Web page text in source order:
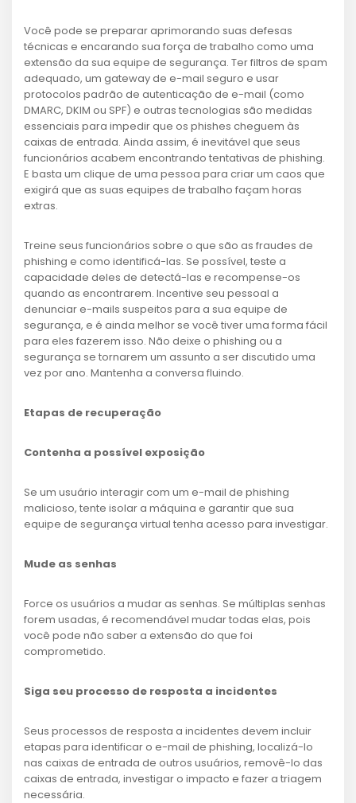
Você pode se preparar aprimorando suas defesas
técnicas e encarando sua força de trabalho como uma
extensão da sua equipe de segurança. Ter filtros de spam
adequado, um gateway de e-mail seguro e usar
protocolos padrão de autenticação de e-mail (como
DMARC, DKIM ou SPF) e outras tecnologias são medidas
essenciais para impedir que os phishes cheguem às
caixas de entrada. Ainda assim, é inevitável que seus
funcionários acabem encontrando tentativas de phishing.
E basta um clique de uma pessoa para criar um caos que
exigirá que as suas equipes de trabalho façam horas
extras.
Treine seus funcionários sobre o que são as fraudes de
phishing e como identificá-las. Se possível, teste a
capacidade deles de detectá-las e recompense-os
quando as encontrarem. Incentive seu pessoal a
denunciar e-mails suspeitos para a sua equipe de
segurança, e é ainda melhor se você tiver uma forma fácil
para eles fazerem isso. Não deixe o phishing ou a
segurança se tornarem um assunto a ser discutido uma
vez por ano. Mantenha a conversa fluindo.
Etapas de recuperação
Contenha a possível exposição
Se um usuário interagir com um e-mail de phishing
malicioso, tente isolar a máquina e garantir que sua
equipe de segurança virtual tenha acesso para investigar.
Mude as senhas
Force os usuários a mudar as senhas. Se múltiplas senhas
forem usadas, é recomendável mudar todas elas, pois
você pode não saber a extensão do que foi
comprometido.
Siga seu processo de resposta a incidentes
Seus processos de resposta a incidentes devem incluir
etapas para identificar o e-mail de phishing, localizá-lo
nas caixas de entrada de outros usuários, removê-lo das
caixas de entrada, investigar o impacto e fazer a triagem
necessária.